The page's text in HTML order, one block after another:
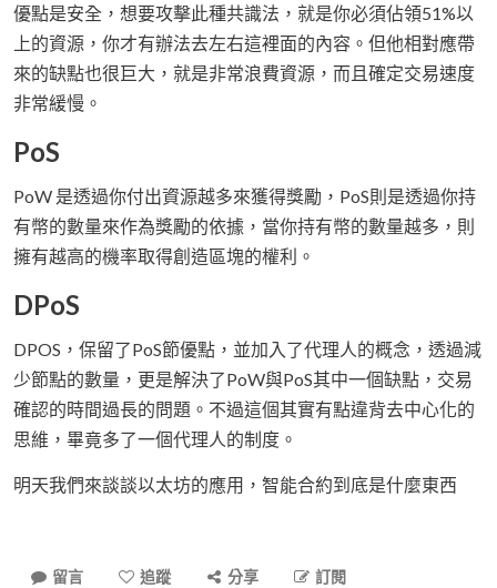
優點是安全，想要攻擊此種共識法，就是你必須佔領51%以
上的資源，你才有辦法去左右這裡面的內容。但他相對應帶
來的缺點也很巨大，就是非常浪費資源，而且確定交易速度
非常緩慢。
PoS
PoW 是透過你付出資源越多來獲得獎勵，PoS則是透過你持
有幣的數量來作為獎勵的依據，當你持有幣的數量越多，則
擁有越高的機率取得創造區塊的權利。
DPoS
DPOS，保留了PoS節優點，並加入了代理人的概念，透過減
少節點的數量，更是解決了PoW與PoS其中一個缺點，交易
確認的時間過長的問題。不過這個其實有點違背去中心化的
思維，畢竟多了一個代理人的制度。
明天我們來談談以太坊的應用，智能合約到底是什麼東西
留言 追蹤 分享 訂閱